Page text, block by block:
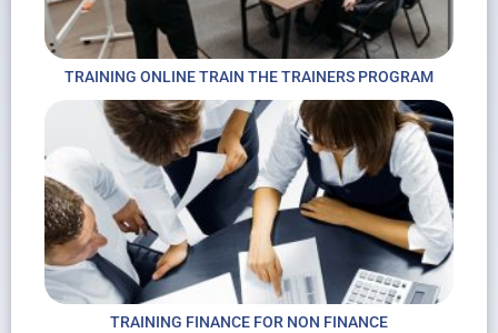
TRAINING ONLINE TRAIN THE TRAINERS PROGRAM
TRAINING FINANCE FOR NON FINANCE